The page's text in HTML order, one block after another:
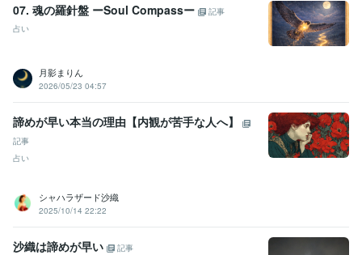
07. 魂の羅針盤 ーSoul Compassー
記事
占い
月影まりん
2026/05/23 04:57
諦めが早い本当の理由【内観が苦手な人へ】
記事
占い
シャハラザード沙織
2025/10/14 22:22
沙織は諦めが早い
記事